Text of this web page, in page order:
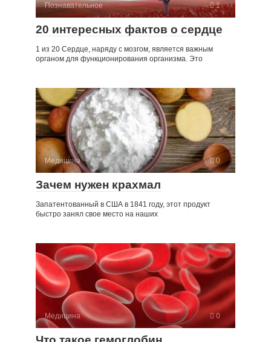
Познавательное 1
20 интересных фактов о сердце
1 из 20 Сердце, наряду с мозгом, является важным
органом для функционирования организма. Это
Медицина 0
Зачем нужен крахмал
Запатентованный в США в 1841 году, этот продукт
быстро занял свое место на наших
Медицина 0